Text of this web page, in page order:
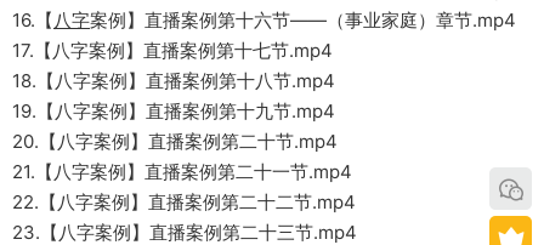
16.【 八字案例】直播案例第十六节——（事业家庭）章节.mp4
17.【八字案例】直播案例第十七节.mp4
18.【八字案例】直播案例第十八节.mp4
19.【八字案例】直播案例第十九节.mp4
20.【八字案例】直播案例第二十节.mp4
21.【八字案例】直播案例第二十一节.mp4
22.【八字案例】直播案例第二十二节.mp4
23.【八字案例】直播案例第二十三节.mp4